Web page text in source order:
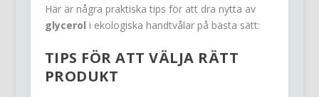
Här är några praktiska tips för att dra nytta av
glycerol i ekologiska handtvålar på bästa sätt:
TIPS FÖR ATT VÄLJA RÄTT
PRODUKT